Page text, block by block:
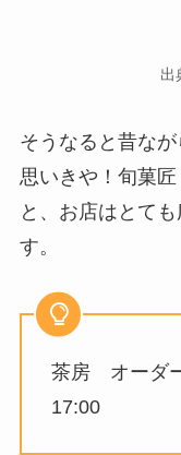
出
そうなると昔な
思いきや！旬菓
と、お店はとて
す。
茶房 オーダ
17:00